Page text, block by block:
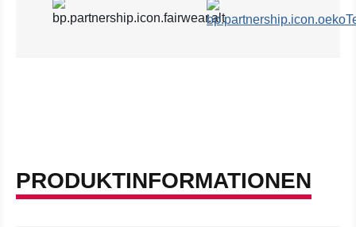
PRODUKTINFORMATIONEN